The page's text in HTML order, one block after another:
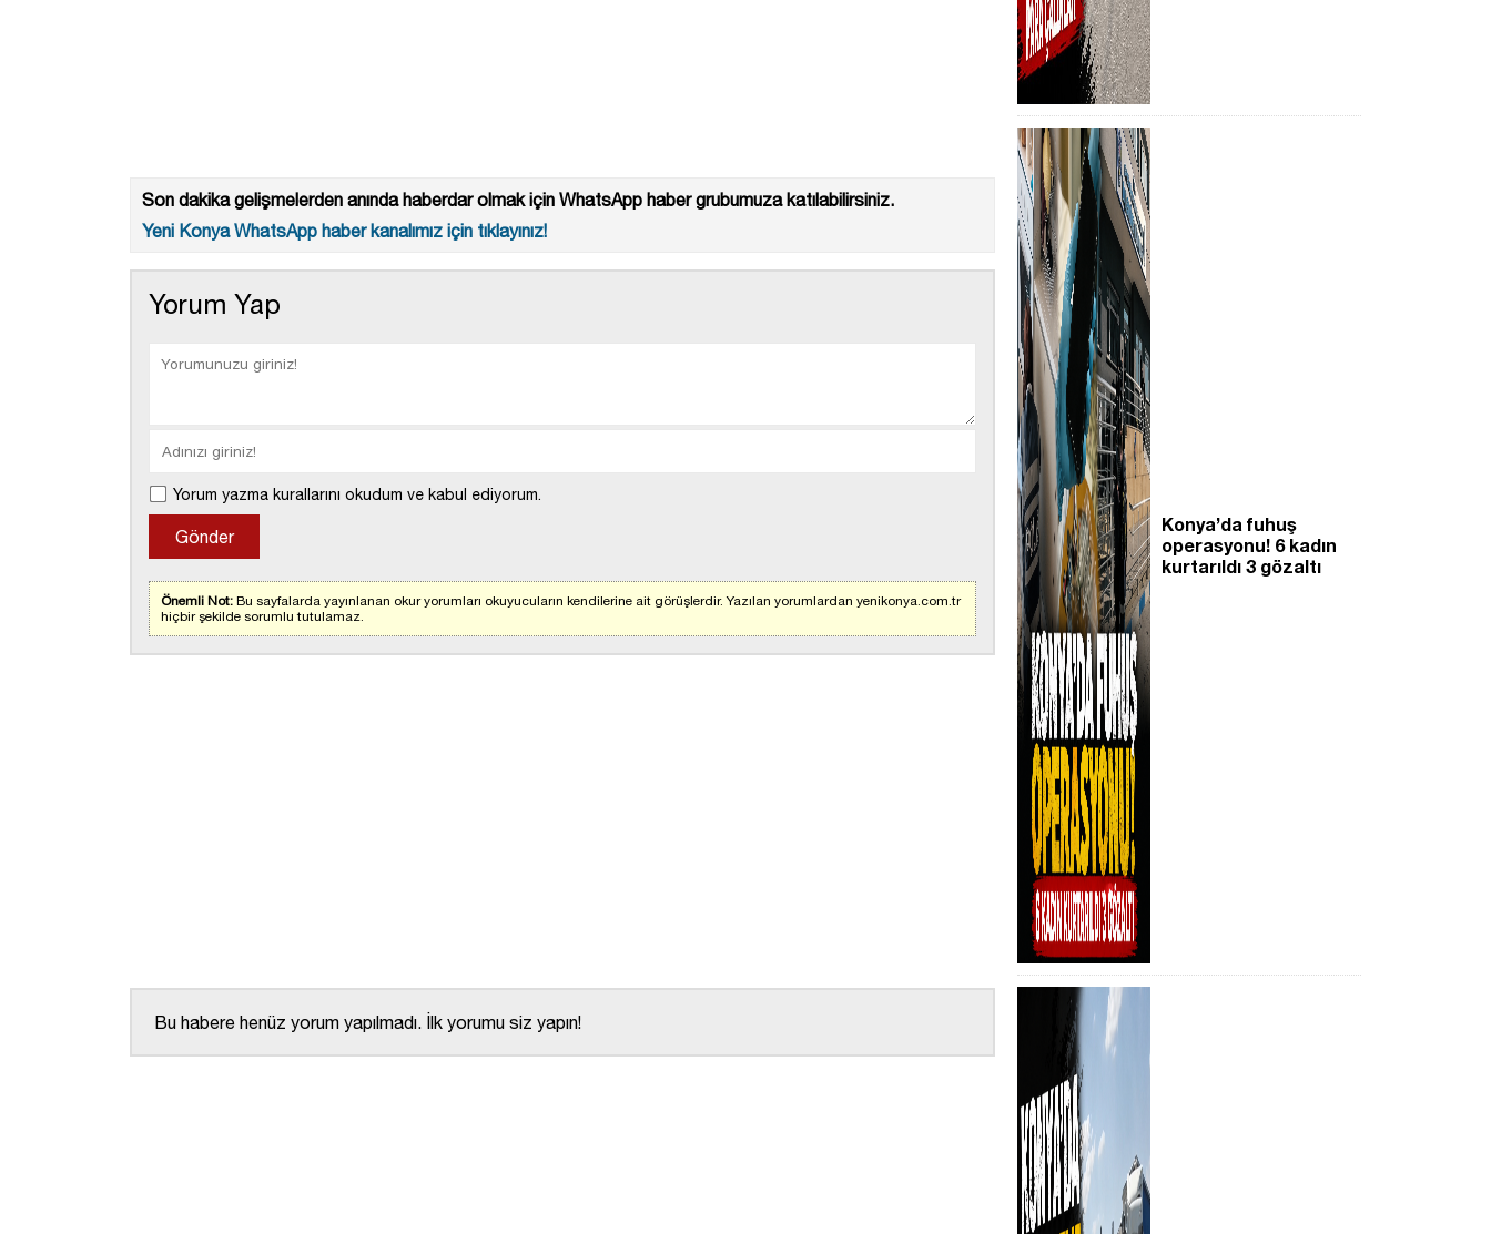
Son dakika gelişmelerden anında haberdar olmak için WhatsApp haber grubumuza katılabilirsiniz.
Yeni Konya WhatsApp haber kanalımız için tıklayınız!
Yorum Yap
Yorum yazma kurallarını okudum ve kabul ediyorum.
Önemli Not: Bu sayfalarda yayınlanan okur yorumları okuyucuların kendilerine ait görüşlerdir. Yazılan yorumlardan yenikonya.com.tr
hiçbir şekilde sorumlu tutulamaz.
Bu habere henüz yorum yapılmadı. İlk yorumu siz yapın!
Konya’da fuhuş
operasyonu! 6 kadın
kurtarıldı 3 gözaltı